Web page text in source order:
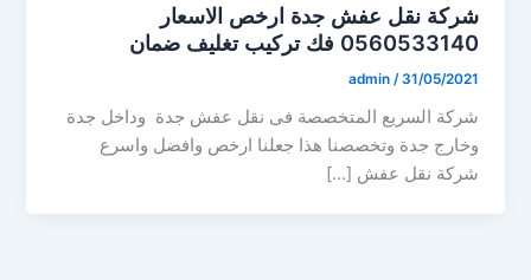
شركة نقل عفش جدة ارخص الاسعار
0560533140 فك تركيب تغليف ضمان
admin /31/05/2021
شركة السريع المتخصصة فى نقل عفش جدة وداخل جدة
وخارج جدة وتخصصنا هذا جعلنا ارخص وافضل واسرع
شركة نقل عفش […]